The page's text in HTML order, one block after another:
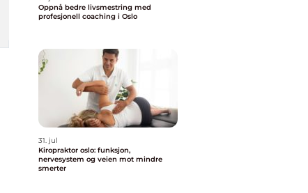
Oppnå bedre livsmestring med
profesjonell coaching i Oslo
31. jul
Kiropraktor oslo: funksjon,
nervesystem og veien mot mindre
smerter